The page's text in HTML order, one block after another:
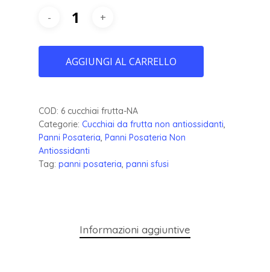
AGGIUNGI AL CARRELLO
COD: 6 cucchiai frutta-NA
Categorie: Cucchiai da frutta non antiossidanti,
Panni Posateria, Panni Posateria Non
Antiossidanti
Tag: panni posateria, panni sfusi
Informazioni aggiuntive